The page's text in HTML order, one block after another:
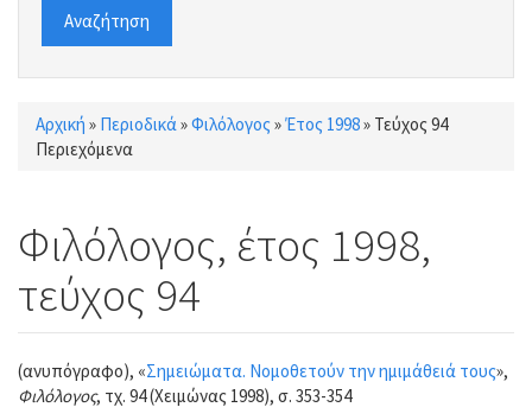
Αναζήτηση
Είστε εδώ
Αρχική » Περιοδικά»Φιλόλογος »Έτος 1998» Τεύχος 94
Περιεχόμενα
Φιλόλογος, έτος 1998,
τεύχος 94
(ανυπόγραφο), «Σημειώματα. Νομοθετούν την ημιμάθειά τους»,
Φιλόλογος, τχ. 94 (Χειμώνας 1998), σ. 353-354